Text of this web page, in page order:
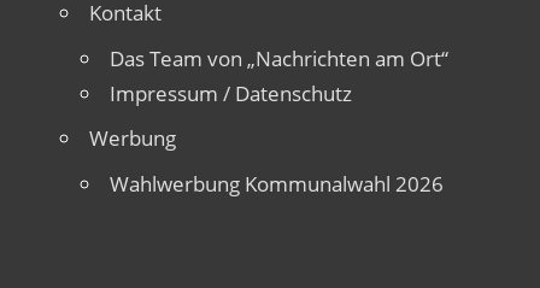
Kontakt
Das Team von „Nachrichten am Ort“
Impressum / Datenschutz
Werbung
Wahlwerbung Kommunalwahl 2026